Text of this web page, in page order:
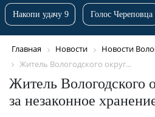
Накопи удачу 9 Голос Череповца
Главная Новости
Новости
Житель Вологодского округ...
Житель Вологодского
за незаконное